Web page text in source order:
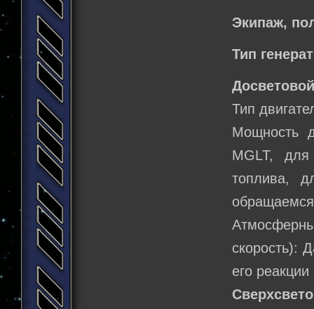
Экипаж,
Тип
Тип
Мощность
MGLT,
топлива,
скорость):
его